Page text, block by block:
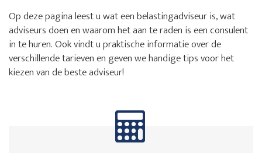
Op deze pagina leest u wat een belastingadviseur is, wat
adviseurs doen en waarom het aan te raden is een consulent
in te huren. Ook vindt u praktische informatie over de
verschillende tarieven en geven we handige tips voor het
kiezen van de beste adviseur!